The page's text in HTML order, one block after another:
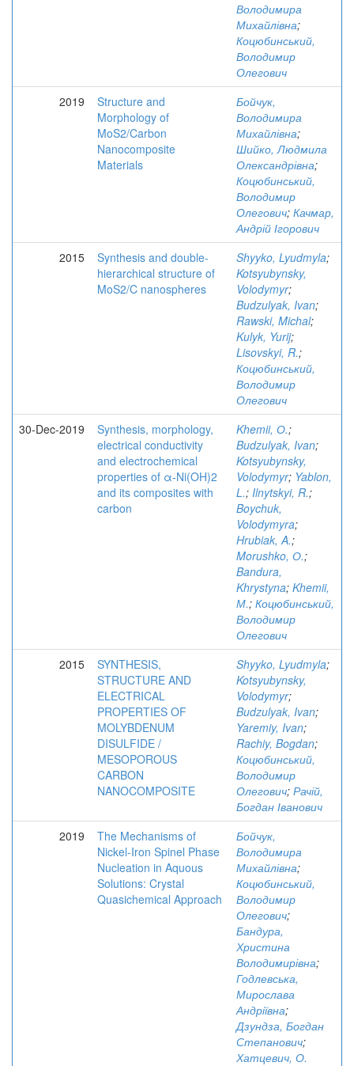
Володимира
Михайлівна;
Коцюбинський,
Володимир
Олегович
2019
Structure and
Morphology of
MoS2/Carbon
Nanocomposite
Materials
Бойчук,
Володимира
Михайлівна;
Шийко, Людмила
Олександрівна;
Коцюбинський,
Володимир
Олегович; Качмар,
Андрій Ігорович
2015
Synthesis and double-
hierarchical structure of
MoS2/C nanospheres
Shyyko, Lyudmyla;
Kotsyubynsky,
Volodymyr;
Budzulyak, Ivan;
Rawski, Michal;
Kulyk, Yurij;
Lisovskyi, R.;
Коцюбинський,
Володимир
Олегович
30-Dec-2019
Synthesis, morphology,
electrical conductivity
and electrochemical
properties of α-Ni(OH)2
and its composites with
carbon
Khemii, О.;
Budzulyak, Ivan;
Kotsyubynsky,
Volodymyr; Yablon,
L.; Ilnytskyi, R.;
Boychuk,
Volodymyra;
Hrubiak, A.;
Morushko, О.;
Bandura,
Khrystyna; Khemii,
М.; Коцюбинський,
Володимир
Олегович
2015
SYNTHESIS,
STRUCTURE AND
ELECTRICAL
PROPERTIES OF
MOLYBDENUM
DISULFIDE /
MESOPOROUS
CARBON
NANOCOMPOSITE
Shyyko, Lyudmyla;
Kotsyubynsky,
Volodymyr;
Budzulyak, Ivan;
Yaremiy, Ivan;
Rachiy, Bogdan;
Коцюбинський,
Володимир
Олегович; Рачій,
Богдан Іванович
2019
The Mechanisms of
Nickel-Iron Spinel Phase
Nucleation in Aquous
Solutions: Crystal
Quasichemical Approach
Бойчук,
Володимира
Михайлівна;
Коцюбинський,
Володимир
Олегович;
Бандура,
Христина
Володимирівна;
Годлевська,
Мирослава
Андріївна;
Дзундза, Богдан
Степанович;
Хатцевич, О.